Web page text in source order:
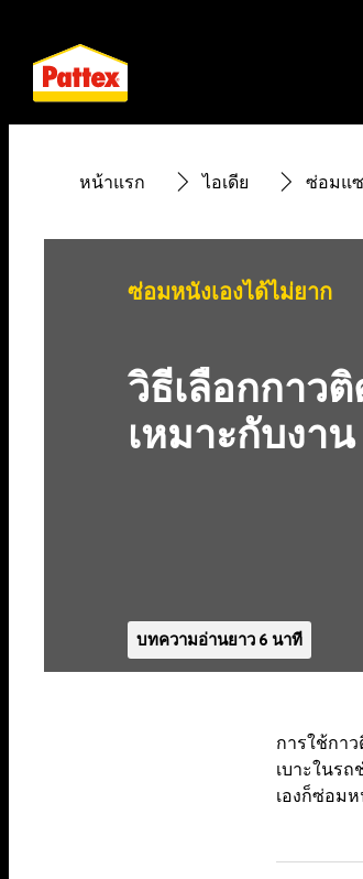
หน้าแรก ไอเดีย ซ่อมแ
ซ่อมหนังเองได้ไม่ยาก
วิธีเลือกกาว
เหมาะกับงาน
บทความอ่านยาว 6 นาที
การใช้กา
เบาะในร
เองก็ซ่อม